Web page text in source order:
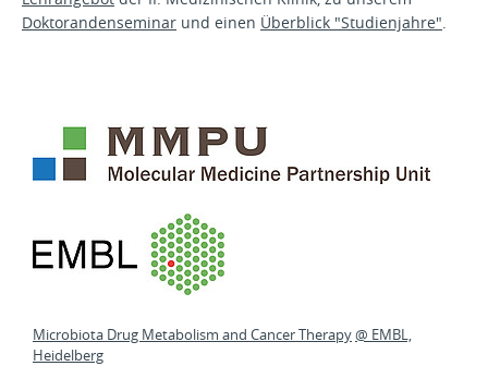
Doktorandenseminar und einen Überblick "Studienjahre".
Microbiota Drug Metabolism and Cancer Therapy@ EMBL,
Heidelberg